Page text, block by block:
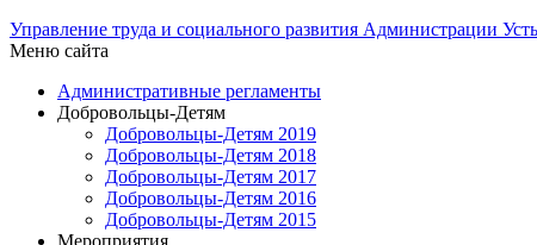
Управление труда и социального развития Администрации
Меню сайта
Административные регламенты
Добровольцы-Детям
Добровольцы-Детям 2019
Добровольцы-Детям 2018
Добровольцы-Детям 2017
Добровольцы-Детям 2016
Добровольцы-Детям 2015
Мероприятия